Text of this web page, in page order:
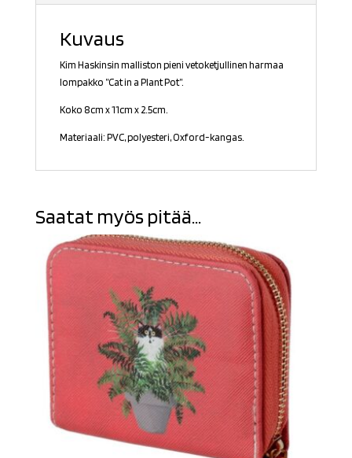
Kuvaus
Kim Haskinsin malliston pieni vetoketjullinen harmaa
lompakko ”Cat in a Plant Pot”.
Koko 8cm x 11cm x 2.5cm.
Materiaali: PVC, polyesteri, Oxford-kangas.
Saatat myös pitää...